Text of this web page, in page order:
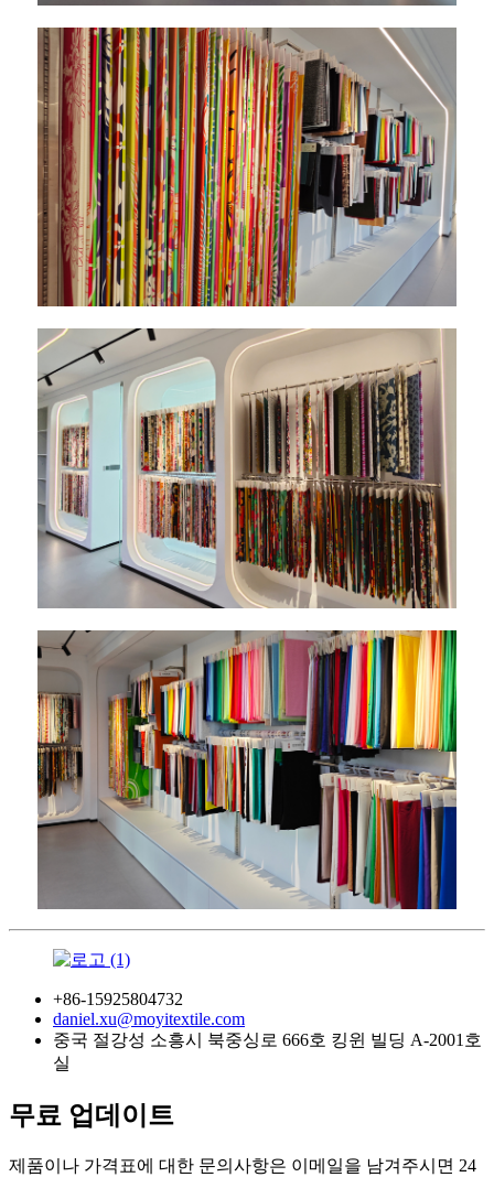
+86-15925804732
daniel.xu@moyitextile.com
중국 절강성 소흥시 북중싱로 666호 킹윈 빌딩 A-2001호
실
무료 업데이트
제품이나 가격표에 대한 문의사항은 이메일을 남겨주시면 24